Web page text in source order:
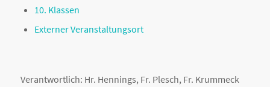
10. Klassen
Externer Veranstaltungsort
Verantwortlich: Hr. Hennings, Fr. Plesch, Fr. Krummeck